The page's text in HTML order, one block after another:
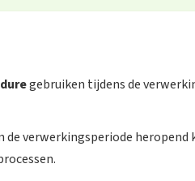
gebruiken tijdens de
verwerkingsperiode heropend